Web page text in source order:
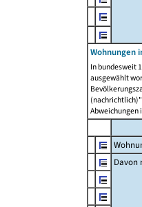
Wohnungen
In bundesweit
ausgewählt
Abweichungen
Davon